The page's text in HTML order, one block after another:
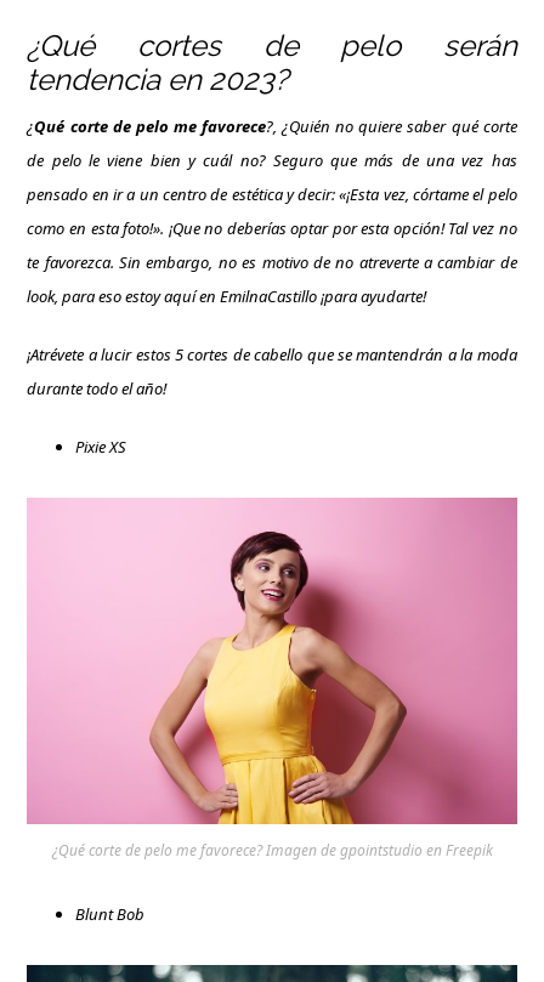
¿Qué cortes de pelo serán
tendencia en 2023?
¿Qué corte de pelo me favorece?, ¿Quién no quiere saber qué corte
de pelo le viene bien y cuál no? Seguro que más de una vez has
pensado en ir a un centro de estética y decir: «¡Esta vez, córtame el pelo
como en esta foto!». ¡Que no deberías optar por esta opción! Tal vez no
te favorezca. Sin embargo, no es motivo de no atreverte a cambiar de
look, para eso estoy aquí en EmilnaCastillo ¡para ayudarte!
¡Atrévete a lucir estos 5 cortes de cabello que se mantendrán a la moda
durante todo el año!
Pixie XS
¿Qué corte de pelo me favorece? Imagen de gpointstudio en Freepik
Blunt Bob